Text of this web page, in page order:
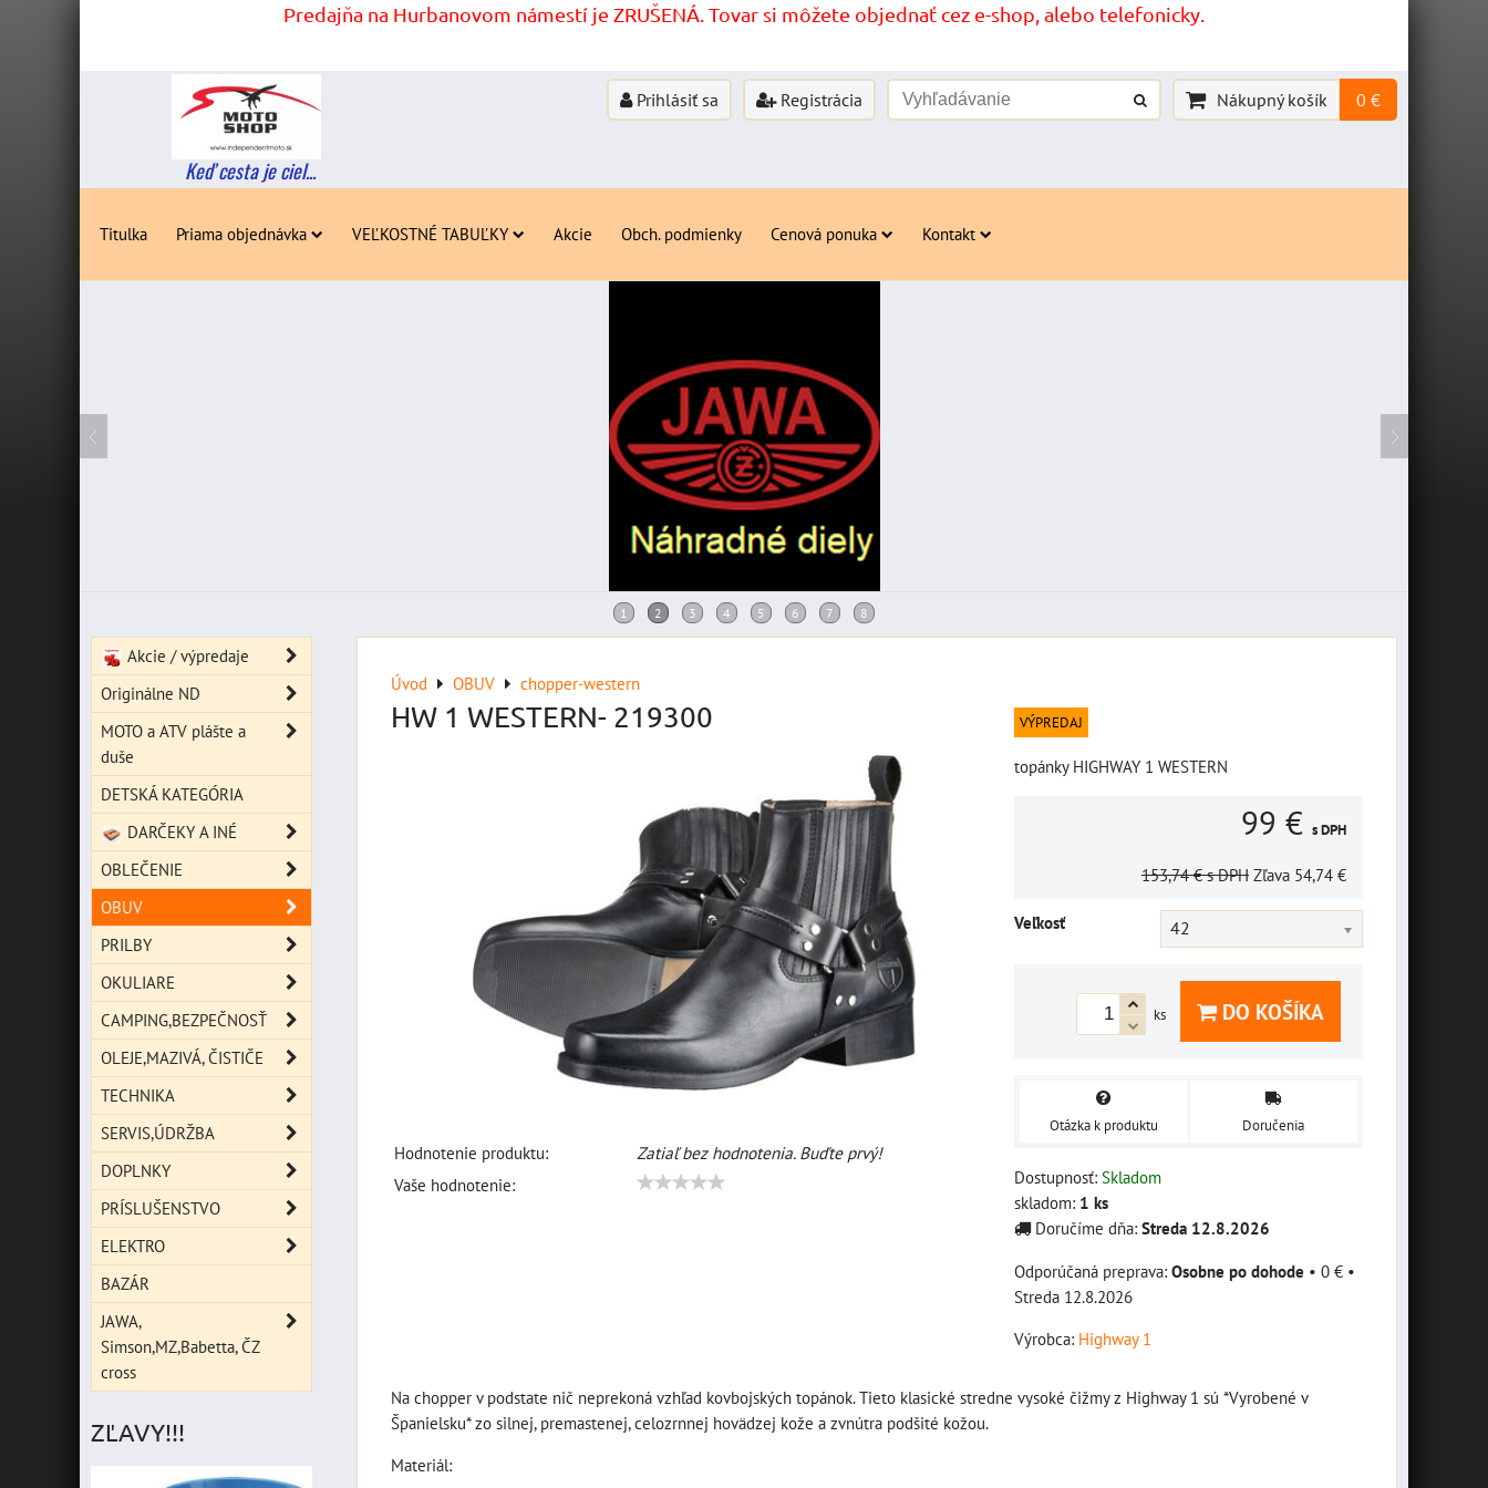
Predajňa na Hurbanovom námestí je ZRUŠENÁ. Tovar si môžete objednať cez e-shop, alebo telefonicky.
Keď cesta je ciel...
Prihlásiť sa Registrácia Nákupný košík 0 €
Titulka Priama objednávka VEĽKOSTNÉ TABUĽKY Akcie Obch. podmienky Cenová ponuka Kontakt
Úvod OBUV chopper-western
HW 1 WESTERN- 219300
Hodnotenie produktu:
Zatiaľ bez hodnotenia. Buďte prvý!
Vaše hodnotenie:
VÝPREDAJ
topánky HIGHWAY 1 WESTERN
99 € s DPH
153,74 € s DPH Zľava 54,74 €
Veľkosť 42
ks DO KOŠÍKA
Otázka k produktu Doručenia
Dostupnosť: Skladom
skladom: 1 ks
Doručíme dňa: Streda 12.8.2026
Osobne po dohode • 0 € •
Streda 12.8.2026
Výrobca: Highway 1
Na chopper v podstate nič neprekoná vzhľad kovbojských topánok. Tieto klasické stredne vysoké čižmy z Highway 1 sú *Vyrobené v
Španielsku* zo silnej, premastenej, celozrnnej hovädzej kože a zvnútra podšité kožou.
Materiál:
Akcie / výpredaje
Originálne ND
MOTO a ATV plášte a
duše
DETSKÁ KATEGÓRIA
DARČEKY A INÉ
OBLEČENIE
OBUV
PRILBY
OKULIARE
CAMPING,BEZPEČNOSŤ
OLEJE,MAZIVÁ, ČISTIČE
TECHNIKA
SERVIS,ÚDRŽBA
DOPLNKY
PRÍSLUŠENSTVO
ELEKTRO
BAZÁR
JAWA,
Simson,MZ,Babetta, ČZ
cross
ZĽAVY!!!